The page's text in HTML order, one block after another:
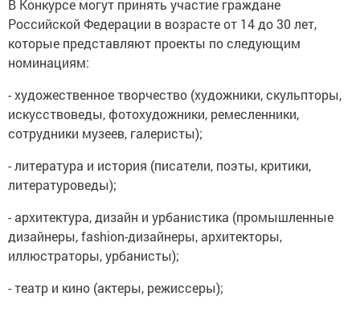
В Конкурсе могут принять участие граждане
Российской Федерации в возрасте от 14 до 30 лет,
которые представляют проекты по следующим
номинациям:
- художественное творчество (художники, скульпторы,
искусствоведы, фотохудожники, ремесленники,
сотрудники музеев, галеристы);
- литература и история (писатели, поэты, критики,
литературоведы);
- архитектура, дизайн и урбанистика (промышленные
дизайнеры, fashion-дизайнеры, архитекторы,
иллюстраторы, урбанисты);
- театр и кино (актеры, режиссеры);